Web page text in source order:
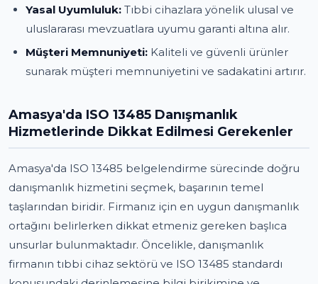
Yasal Uyumluluk: Tıbbi cihazlara yönelik ulusal ve
uluslararası mevzuatlara uyumu garanti altına alır.
Müşteri Memnuniyeti: Kaliteli ve güvenli ürünler
sunarak müşteri memnuniyetini ve sadakatini artırır.
Amasya'da ISO 13485 Danışmanlık
Hizmetlerinde Dikkat Edilmesi Gerekenler
Amasya'da ISO 13485 belgelendirme sürecinde doğru
danışmanlık hizmetini seçmek, başarının temel
taşlarından biridir. Firmanız için en uygun danışmanlık
ortağını belirlerken dikkat etmeniz gereken başlıca
unsurlar bulunmaktadır. Öncelikle, danışmanlık
firmanın tıbbi cihaz sektörü ve ISO 13485 standardı